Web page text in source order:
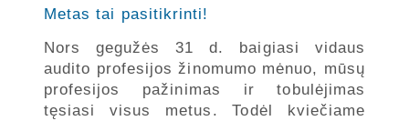
Metas tai pasitikrinti!
Nors gegužės 31 d. baigiasi vidaus
audito profesijos žinomumo mėnuo, mūsų
profesijos pažinimas ir tobulėjimas
tęsiasi visus metus. Todėl kviečiame